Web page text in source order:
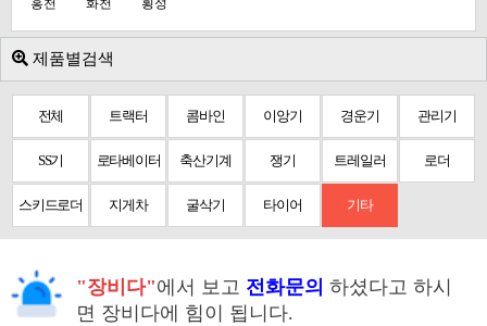
홍천 화천 횡성
제품별검색
전체 트랙터 콤바인 이앙기 경운기 관리기
SS기 로타베이터 축산기계 쟁기 트레일러 로더
스키드로더 지게차 굴삭기 타이어 기타
"장비다"에서 보고 전화문의 하셨다고 하시
면 장비다에 힘이 됩니다.